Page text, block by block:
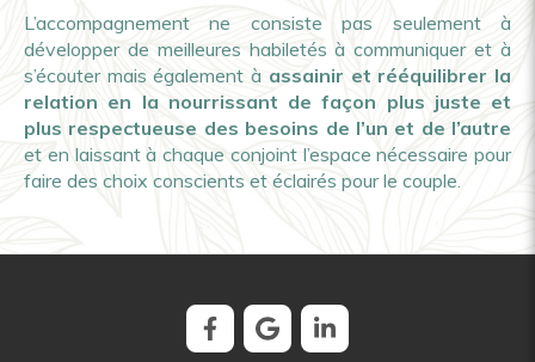
L’accompagnement ne consiste pas seulement à
développer de meilleures habiletés à communiquer et à
s’écouter mais également à assainir et rééquilibrer la
relation en la nourrissant de façon plus juste et
plus respectueuse des besoins de l’un et de l’autre
et en laissant à chaque conjoint l’espace nécessaire pour
faire des choix conscients et éclairés pour le couple.